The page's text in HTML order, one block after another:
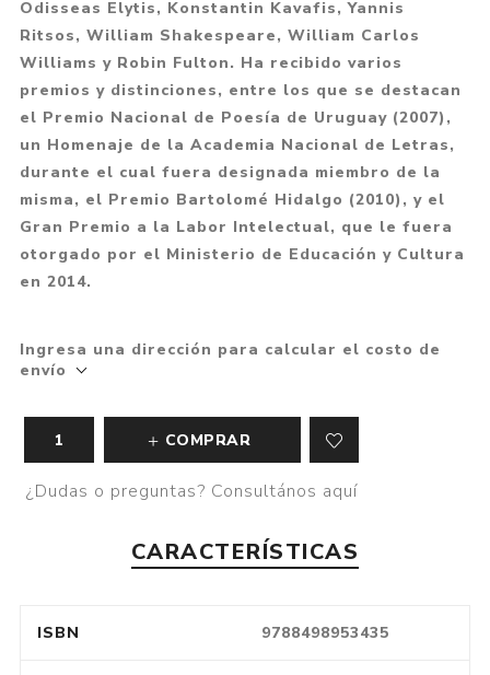
Odisseas Elytis, Konstantin Kavafis, Yannis
Ritsos, William Shakespeare, William Carlos
Williams y Robin Fulton. Ha recibido varios
premios y distinciones, entre los que se destacan
el Premio Nacional de Poesía de Uruguay (2007),
un Homenaje de la Academia Nacional de Letras,
durante el cual fuera designada miembro de la
misma, el Premio Bartolomé Hidalgo (2010), y el
Gran Premio a la Labor Intelectual, que le fuera
otorgado por el Ministerio de Educación y Cultura
en 2014.
Ingresa una dirección para calcular el costo de
envío
COMPRAR
¿Dudas o preguntas? Consultános aquí
CARACTERÍSTICAS
ISBN 9788498953435